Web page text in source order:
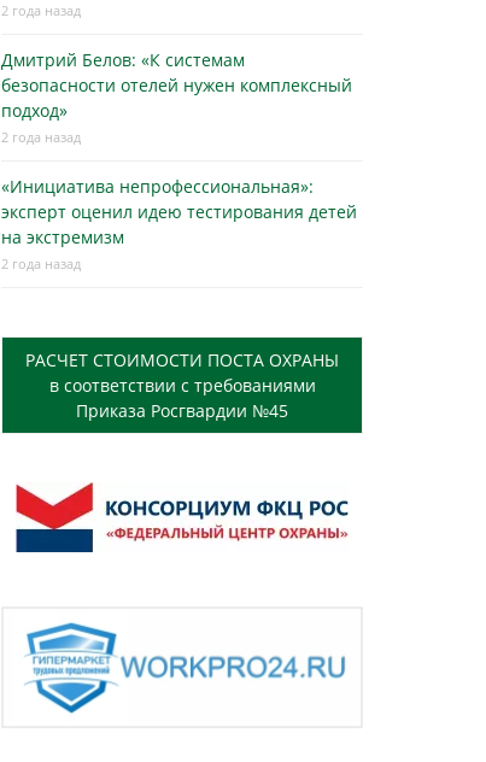
2 года назад
Дмитрий Белов: «К системам
безопасности отелей нужен комплексный
подход»
2 года назад
«Инициатива непрофессиональная»:
эксперт оценил идею тестирования детей
на экстремизм
2 года назад
РАСЧЕТ СТОИМОСТИ ПОСТА ОХРАНЫ
в соответствии с требованиями
Приказа Росгвардии №45